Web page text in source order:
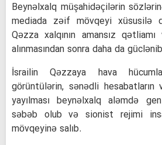
Beynəlxalq müşahidəçilərin
mediada zəif mövqeyi xüsusilə
Qəzza xalqının amansız
alınmasından sonra daha da
İsrailin Qəzzaya hava
görüntülərin, sənədli
yayılması beynəlxalq aləmdə
səbəb olub və sionist rejimi
mövqeyinə salıb.